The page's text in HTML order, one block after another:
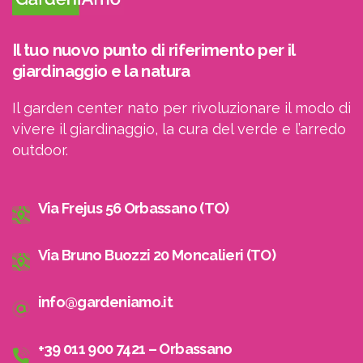
Il tuo nuovo punto di riferimento per il
giardinaggio e la natura
Il garden center nato per rivoluzionare il modo di
vivere il giardinaggio, la cura del verde e l’arredo
outdoor.
Via Frejus 56 Orbassano (TO)
Via Bruno Buozzi 20 Moncalieri (TO)
info@gardeniamo.it
+39 011 900 7421 – Orbassano